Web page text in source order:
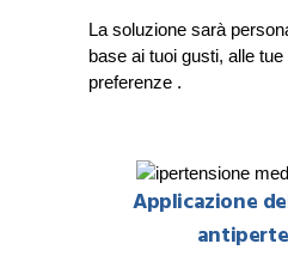
La soluzione sarà
base ai tuoi gusti, alle
preferenze .
Applicazione